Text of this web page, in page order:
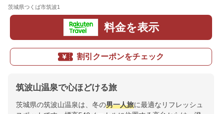
茨城県つくば市筑波1
料金を表示
割引クーポンをチェック
筑波山温泉で心ほどける旅
茨城県の筑波山温泉は、冬の男一人旅に最適なリフレッシュ